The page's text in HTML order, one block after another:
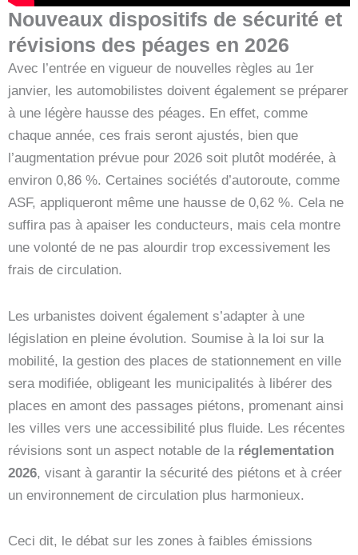
Nouveaux dispositifs de sécurité et
révisions des péages en 2026
Avec l’entrée en vigueur de nouvelles règles au 1er
janvier, les automobilistes doivent également se préparer
à une légère hausse des péages. En effet, comme
chaque année, ces frais seront ajustés, bien que
l’augmentation prévue pour 2026 soit plutôt modérée, à
environ 0,86 %. Certaines sociétés d’autoroute, comme
ASF, appliqueront même une hausse de 0,62 %. Cela ne
suffira pas à apaiser les conducteurs, mais cela montre
une volonté de ne pas alourdir trop excessivement les
frais de circulation.
Les urbanistes doivent également s’adapter à une
législation en pleine évolution. Soumise à la loi sur la
mobilité, la gestion des places de stationnement en ville
sera modifiée, obligeant les municipalités à libérer des
places en amont des passages piétons, promenant ainsi
les villes vers une accessibilité plus fluide. Les récentes
révisions sont un aspect notable de la réglementation
2026, visant à garantir la sécurité des piétons et à créer
un environnement de circulation plus harmonieux.
Ceci dit, le débat sur les zones à faibles émissions